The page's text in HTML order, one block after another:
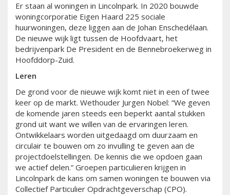
Er staan al woningen in Lincolnpark. In 2020 bouwde
woningcorporatie Eigen Haard 225 sociale
huurwoningen, deze liggen aan de Johan Enschedélaan.
De nieuwe wijk ligt tussen de Hoofdvaart, het
bedrijvenpark De President en de Bennebroekerweg in
Hoofddorp-Zuid.
Leren
De grond voor de nieuwe wijk komt niet in een of twee
keer op de markt. Wethouder Jurgen Nobel: “We geven
de komende jaren steeds een beperkt aantal stukken
grond uit want we willen van de ervaringen leren.
Ontwikkelaars worden uitgedaagd om duurzaam en
circulair te bouwen om zo invulling te geven aan de
projectdoelstellingen. De kennis die we opdoen gaan
we actief delen.” Groepen particulieren krijgen in
Lincolnpark de kans om samen woningen te bouwen via
Collectief Particulier Opdrachtgeverschap (CPO).